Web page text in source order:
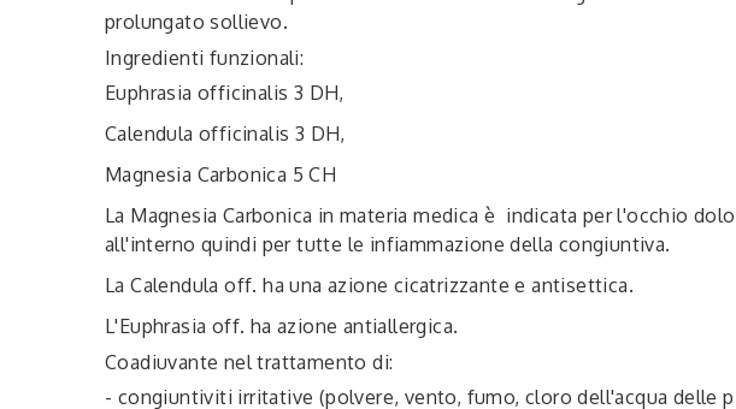
prolungato sollievo.
Ingredienti funzionali:
Euphrasia officinalis 3 DH,
Calendula officinalis 3 DH,
Magnesia Carbonica 5 CH
La Magnesia Carbonica in materia medica è indicata per l'occhio
all'interno quindi per tutte le infiammazione della congiuntiva.
La Calendula off. ha una azione cicatrizzante e antisettica.
L'Euphrasia off. ha azione antiallergica.
Coadiuvante nel trattamento di:
- congiuntiviti irritative (polvere, vento, fumo, cloro dell'acqua delle